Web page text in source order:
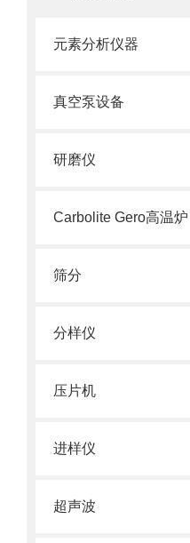
元素分析仪器
真空泵设备
研磨仪
Carbolite Gero高温炉
筛分
分样仪
压片机
进样仪
超声波